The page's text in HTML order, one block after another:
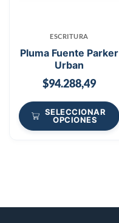
ESCRITURA
Pluma Fuente Parker
Urban
$94.288,49
SELECCIONAR
OPCIONES